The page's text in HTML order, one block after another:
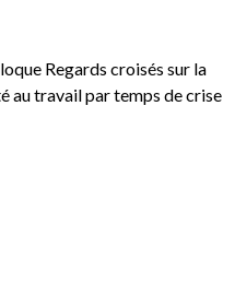
Regards croisés sur la
au travail par temps de crise